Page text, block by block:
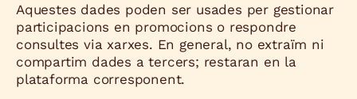
Aquestes dades poden ser usades per gestionar
participacions en promocions o respondre
consultes via xarxes. En general, no extraïm ni
compartim dades a tercers; restaran en la
plataforma corresponent.